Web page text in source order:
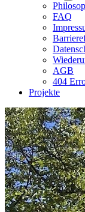
FAQ
AGB
404
Projekte